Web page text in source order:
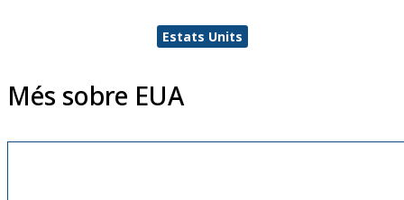
Estats Units
Més sobre EUA